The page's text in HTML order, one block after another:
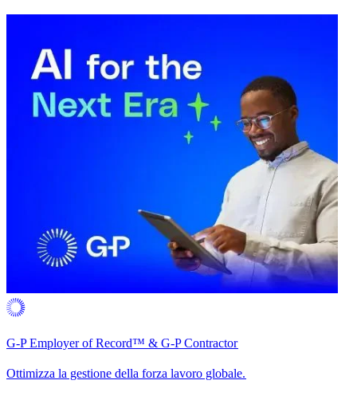
G-P Employer of Record™ & G-P Contractor​​
Ottimizza la gestione della forza lavoro globale.​​